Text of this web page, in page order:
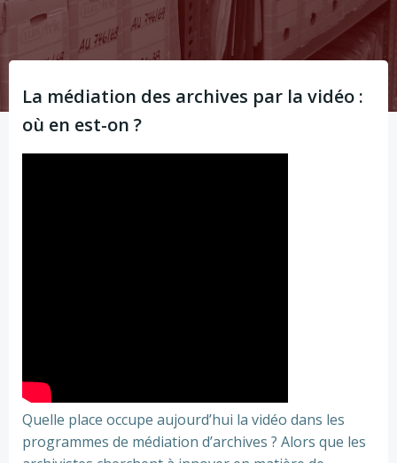
La médiation des archives par la vidéo :
où en est-on ?
Quelle place occupe aujourd’hui la vidéo dans les
programmes de médiation d’archives ? Alors que les